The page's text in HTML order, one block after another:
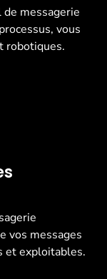
messagerie
vous
robotiques.
vos messages
et exploitables.